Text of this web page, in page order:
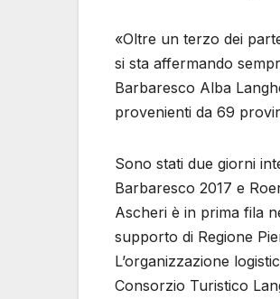
«Oltre un terzo dei
si sta affermando
Barbaresco Alba
provenienti da 69
Sono stati due giorni
Barbaresco 2017 e
Ascheri è in prima fila
supporto di Regione
L’organizzazione
Consorzio Turistico